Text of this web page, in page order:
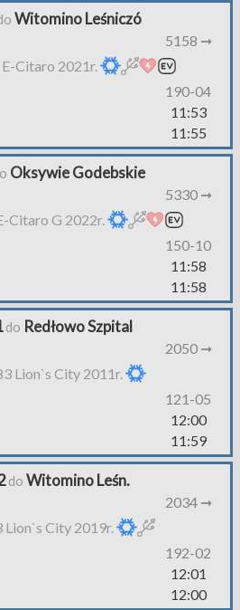
Witomino Leśniczó
5158 ➞
Citaro 2021r.
190-04
11:53
11:55
Oksywie Godebskie
5330 ➞
Citaro G 2022r.
150-10
11:58
11:58
do Redłowo Szpital
2050 ➞
Lion`s City 2011r.
121-05
12:00
11:59
do Witomino Leśn.
2034 ➞
City 2019r.
192-02
12:01
12:00